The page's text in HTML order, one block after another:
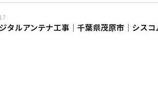
タルアンテナ工事｜千葉県茂原市｜シスコ